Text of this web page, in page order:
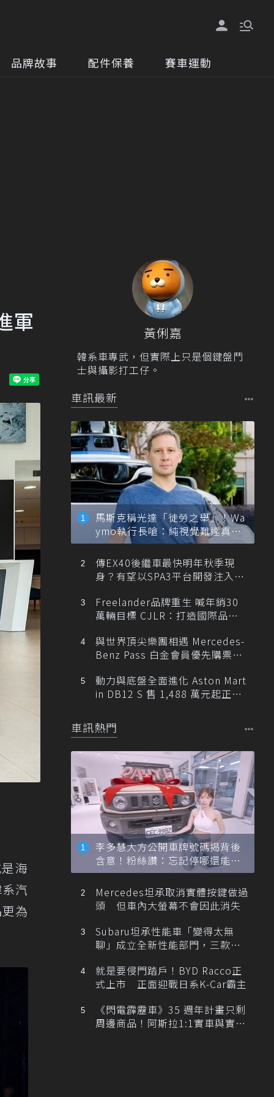
品牌故事 配件保養 賽車運動
軍
海
汽
為
黃俐嘉
韓系車專武，但實際上只是個鍵盤鬥
士與攝影打工仔。
車訊最新
馬斯克稱光達「徒勞之舉」！Wa
ymo執行長嗆：純視覺難達真正
自動駕駛
傳EX40後繼車最快明年秋季現
身？有望以SPA3平台開發注入80
Freelander品牌重生 喊年銷30
萬輛目標 CJLR：打造國際品牌
與世界頂尖樂團相遇 Mercedes-
Benz Pass 白金會員優先購票維
動力與底盤全面進化 Aston Mart
in DB12 S 售 1,488 萬元起正式
車訊熱門
李多慧大方公開車牌號碼揭背後
含意！粉絲讚：忘記停哪還能幫
忙找車
Mercedes坦承取消實體按鍵做過
頭 但車內大螢幕不會因此消失
Subaru坦承性能車「變得太無
聊」成立全新性能部門，三款手
就是要侵門踏戶！BYD Racco正
式上市 正面迎戰日系K-Car霸主
《閃電霹靂車》35 週年計畫只剩
周邊商品！阿斯拉1:1實車與實體